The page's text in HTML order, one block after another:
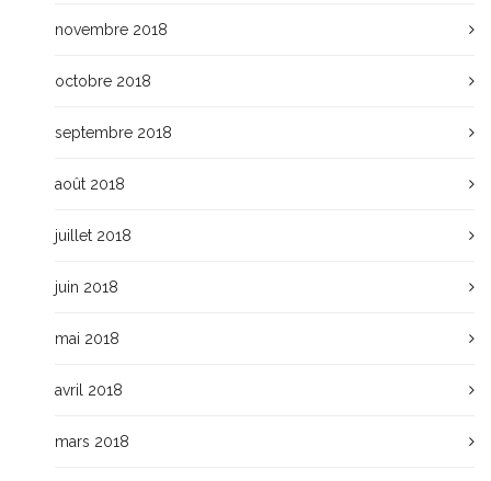
novembre 2018
octobre 2018
septembre 2018
août 2018
juillet 2018
juin 2018
mai 2018
avril 2018
mars 2018